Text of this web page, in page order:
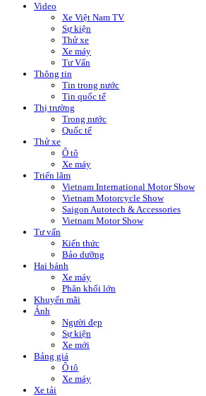
Video
Xe Việt Nam TV
Sự kiện
Thử xe
Xe máy
Tư Vấn
Thông tin
Tin trong nước
Tin quốc tế
Thị trường
Trong nước
Quốc tế
Thử xe
Ô tô
Xe máy
Triển lãm
Vietnam International Motor Show
Vietnam Motorcycle Show
Saigon Autotech & Accessories
Vietnam Motor Show
Tư vấn
Kiến thức
Bảo dưỡng
Hai bánh
Xe máy
Phân khối lớn
Khuyến mãi
Ảnh
Người đẹp
Sự kiện
Xe mới
Bảng giá
Ô tô
Xe máy
Xe tải